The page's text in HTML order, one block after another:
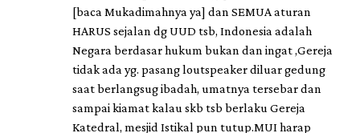
[baca Mukadimahnya ya] dan SEMUA aturan
HARUS sejalan dg UUD tsb, Indonesia adalah
Negara berdasar hukum bukan dan ingat ,Gereja
tidak ada yg. pasang loutspeaker diluar gedung
saat berlangsug ibadah, umatnya tersebar dan
sampai kiamat kalau skb tsb berlaku Gereja
Katedral, mesjid Istikal pun tutup.MUI harap